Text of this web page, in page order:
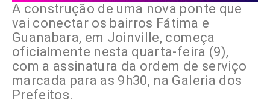
A construção de uma nova ponte que
vai conectar os bairros Fátima e
Guanabara, em Joinville, começa
oficialmente nesta quarta-feira (9),
com a assinatura da ordem de serviço
marcada para as 9h30, na Galeria dos
Prefeitos.